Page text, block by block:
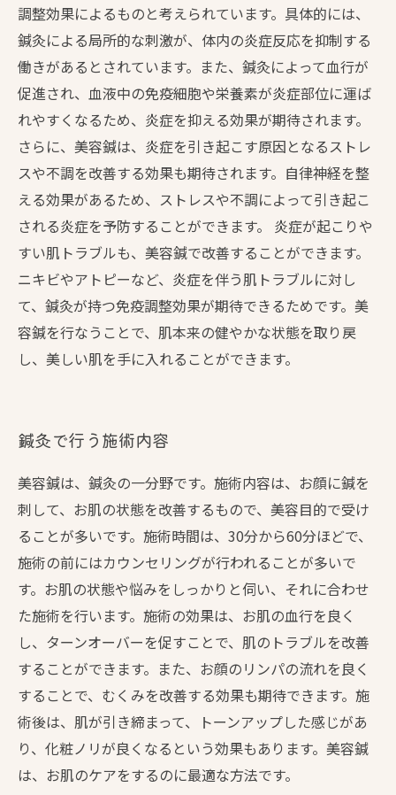
調整効果によるものと考えられています。具体的には、
鍼灸による局所的な刺激が、体内の炎症反応を抑制する
働きがあるとされています。また、鍼灸によって血行が
促進され、血液中の免疫細胞や栄養素が炎症部位に運ば
れやすくなるため、炎症を抑える効果が期待されます。
さらに、美容鍼は、炎症を引き起こす原因となるストレ
スや不調を改善する効果も期待されます。自律神経を整
える効果があるため、ストレスや不調によって引き起こ
される炎症を予防することができます。 炎症が起こりや
すい肌トラブルも、美容鍼で改善することができます。
ニキビやアトピーなど、炎症を伴う肌トラブルに対し
て、鍼灸が持つ免疫調整効果が期待できるためです。美
容鍼を行なうことで、肌本来の健やかな状態を取り戻
し、美しい肌を手に入れることができます。
鍼灸で行う施術内容
美容鍼は、鍼灸の一分野です。施術内容は、お顔に鍼を
刺して、お肌の状態を改善するもので、美容目的で受け
ることが多いです。施術時間は、30分から60分ほどで、
施術の前にはカウンセリングが行われることが多いで
す。お肌の状態や悩みをしっかりと伺い、それに合わせ
た施術を行います。施術の効果は、お肌の血行を良く
し、ターンオーバーを促すことで、肌のトラブルを改善
することができます。また、お顔のリンパの流れを良く
することで、むくみを改善する効果も期待できます。施
術後は、肌が引き締まって、トーンアップした感じがあ
り、化粧ノリが良くなるという効果もあります。美容鍼
は、お肌のケアをするのに最適な方法です。